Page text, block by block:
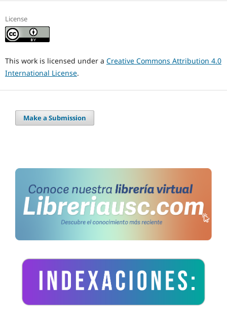
License
This work is licensed under a Creative Commons Attribution 4.0
International License.
Make a Submission